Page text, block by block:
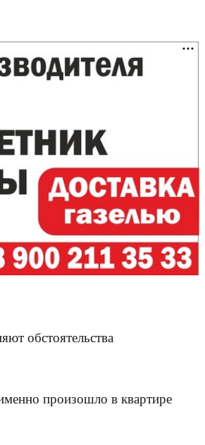
обстоятельства
произошло в квартире